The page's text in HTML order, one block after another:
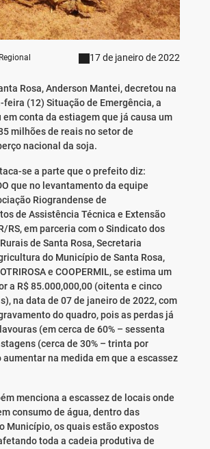
17 de janeiro de 2022
Rosa, Anderson Mantei, decretou na
(12) Situação de Emergência, a
conta da estiagem que já causa um
milhões de reais no setor de
nacional da soja.
se a parte que o prefeito diz:
que no levantamento da equipe
Riograndense de
de Assistência Técnica e Extensão
RS, em parceria com o Sindicato dos
de Santa Rosa, Secretaria
do Município de Santa Rosa,
e COOPERMIL, se estima um
a R$ 85.000,000,00 (oitenta e cinco
na data de 07 de janeiro de 2022, com
do quadro, pois as perdas já
(em cerca de 60% – sessenta
(cerca de 30% – trinta por
aumentar na medida em que a escassez
menciona a escassez de locais onde
consumo de água, dentro das
Município, os quais estão expostos
toda a cadeia produtiva de